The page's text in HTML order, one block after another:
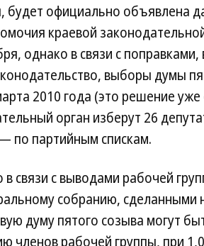
будет официально объявлена
краевой
однако в связи с
выборы думы
2010 года (это решение
орган изберут 26
по партийным спискам.
связи с выводами рабочей
собранию, сделанными
думу пятого созыва могут
членов рабочей группы, при